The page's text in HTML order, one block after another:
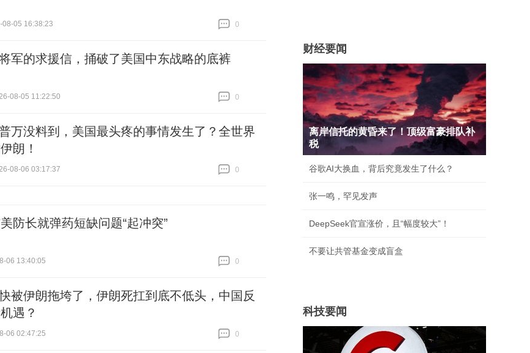
08-05 16:38:23
0
军的求援信，捅破了美国中东战略的底裤
08-05 11:22:50
0
万没料到，美国最头疼的事情发生了？全世界
朗！
08-06 03:17:37
0
防长就弹药短缺问题“起冲突”
06 13:40:05
0
被伊朗拖垮了，伊朗死扛到底不低头，中国反
遇？
06 02:47:25
0
财经要闻
离岸信托的黄昏来了！顶级富豪排队补
税
谷歌AI大换血，背后究竟发生了什么？
张一鸣，罕见发声
DeepSeek官宣涨价，且“幅度较大”！
不要让共管基金变成盲盒
科技要闻